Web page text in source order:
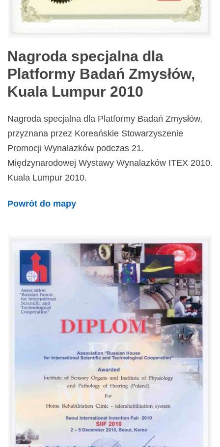
Nagroda specjalna dla
Platformy Badań Zmysłów,
Kuala Lumpur 2010
Nagroda specjalna dla Platformy Badań Zmysłów,
przyznana przez Koreańskie Stowarzyszenie
Promocji Wynalazków podczas 21.
Międzynarodowej Wystawy Wynalazków ITEX 2010.
Kuala Lumpur 2010.
Powrót do mapy